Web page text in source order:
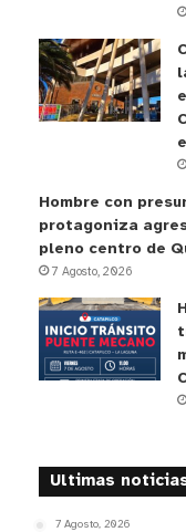
Hombre con
protagoniza
pleno centro de
7 Agosto, 2026
Ultimas
7 Agosto, 2026